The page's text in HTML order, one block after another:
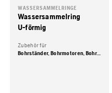
WASSERSAMMELRINGE
Wassersammelring
U-förmig
Zubehör für
Bohrständer, Bohrmotoren, Bohrmotoren mit Ständer